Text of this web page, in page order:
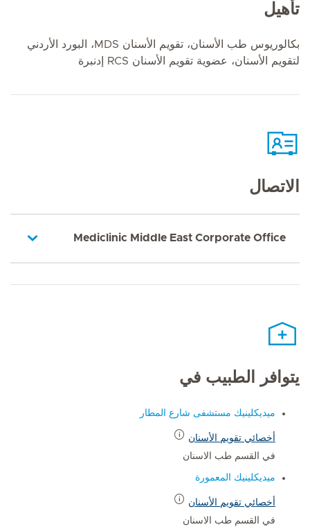
تأهيل
بكالوريوس طب الأسنان، تقويم الأسنان MDS، البورد الأردني
لتقويم الأسنان، عضوية تقويم الأسنان RCS إدنبرة
الاتصال
Mediclinic Middle East Corporate Office
يتوافر الطبيب في
ميديكلينيك مستشفى شارع المطار
أخصائي تقويم الأسنان
في القسم طب الاسنان
ميديكلينيك المعمورة
أخصائي تقويم الأسنان
في القسم طب الاسنان